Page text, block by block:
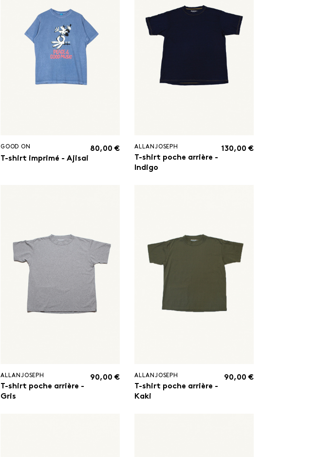
GOOD ON
T-shirt imprimé - Ajisai
80,00 € ALLANJOSEPH
T-shirt poche arrière -
Indigo
130,00 €
ALLANJOSEPH
T-shirt poche arrière -
Gris
90,00 € ALLANJOSEPH
T-shirt poche arrière -
Kaki
90,00 €